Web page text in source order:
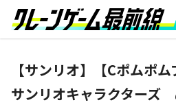
【サンリオ】【Cポムポ
サンリオキャラクターズ